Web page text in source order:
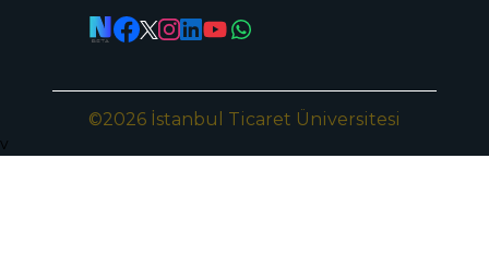
©2026 İstanbul Ticaret Üniversitesi
v